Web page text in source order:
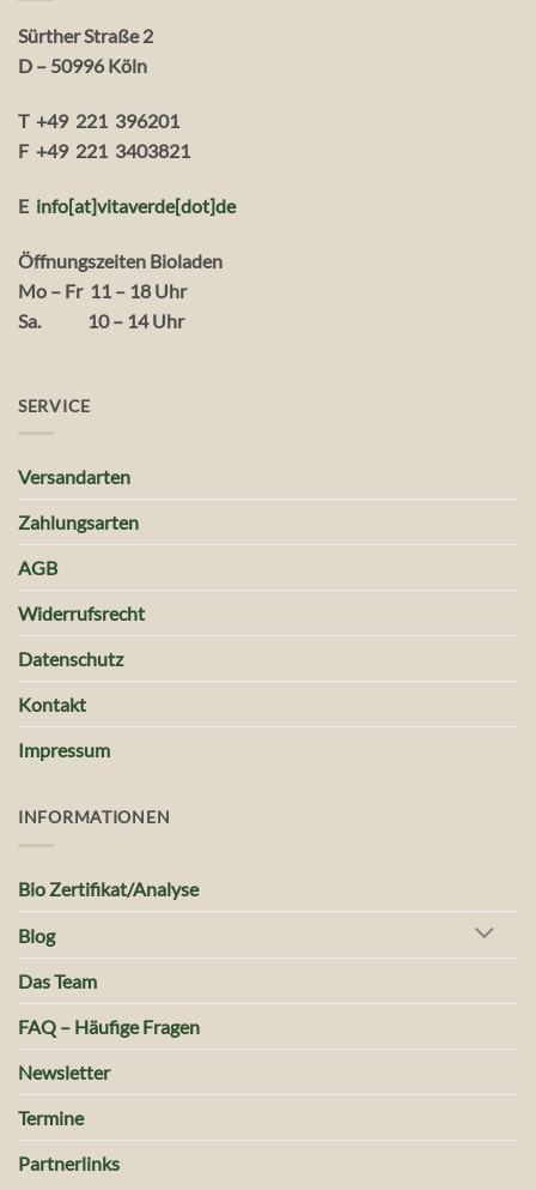
Sürther Straße 2
D – 50996 Köln
T +49 221 396201
F +49 221 3403821
E info[at]vitaverde[dot]de
Öffnungszeiten Bioladen
Mo – Fr 11 – 18 Uhr
Sa. 10 – 14 Uhr
SERVICE
Versandarten
Zahlungsarten
AGB
Widerrufsrecht
Datenschutz
Kontakt
Impressum
INFORMATIONEN
Bio Zertifikat/Analyse
Blog
Das Team
FAQ – Häufige Fragen
Newsletter
Termine
Partnerlinks